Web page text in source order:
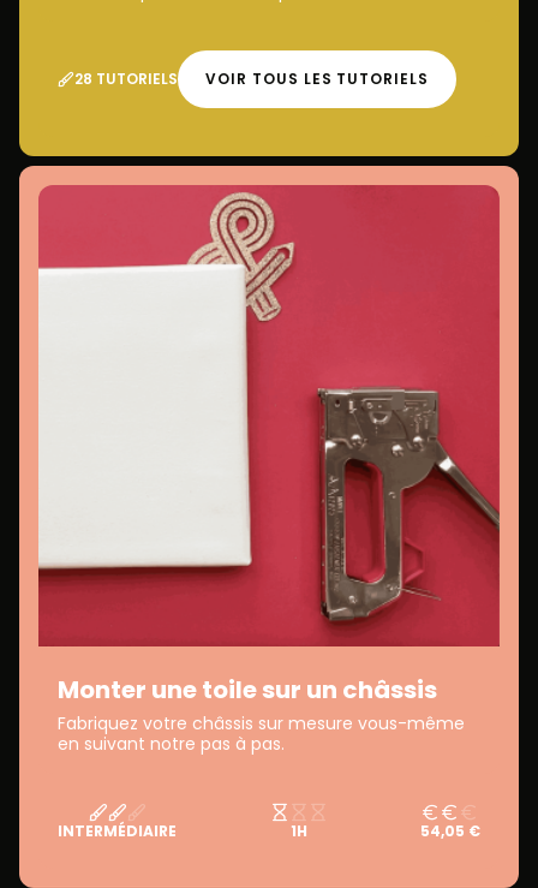
28 TUTORIELS VOIR TOUS LES TUTORIELS
Monter une toile sur un châssis
Fabriquez votre châssis sur mesure vous-même
en suivant notre pas à pas.
INTERMÉDIAIRE 1H 54,05 €